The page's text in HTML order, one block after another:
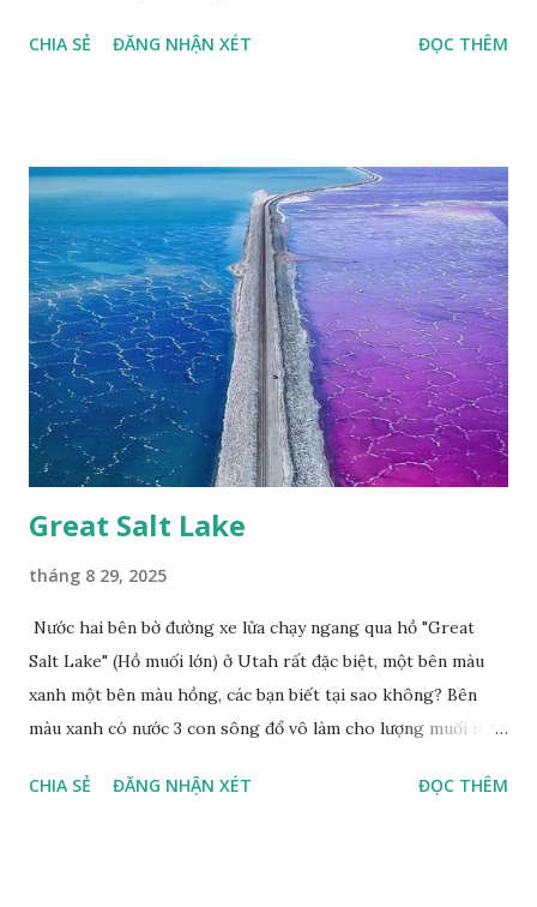
đuôi trắng (Lamproptera curius) đặc trưng là cái đuôi dài
Happy Việt Nam 2024 Vietnam.vn
CHIA SẺ ĐĂNG NHẬN XÉT ĐỌC THÊM
Great Salt Lake
tháng 8 29, 2025
Nước hai bên bờ đường xe lửa chạy ngang qua hồ "Great
Salt Lake" (Hồ muối lớn) ở Utah rất đặc biệt, một bên màu
xanh một bên màu hồng, các bạn biết tại sao không? Bên
màu xanh có nước 3 con sông đổ vô làm cho lượng muối ít,
biển, nhiều sinh vật thích muối sống ở đây, tạo nên màu
CHIA SẺ ĐĂNG NHẬN XÉT ĐỌC THÊM